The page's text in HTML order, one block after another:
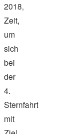
2018,
Zeit,
um
sich
bei
der
4.
Sternfahrt
mit